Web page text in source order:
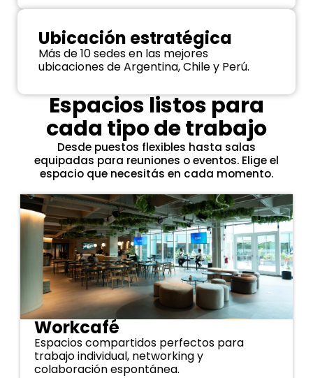
Ubicación estratégica
Más de 10 sedes en las mejores
ubicaciones de Argentina, Chile y Perú.
Espacios listos para
cada tipo de trabajo
Desde puestos flexibles hasta salas
equipadas para reuniones o eventos. Elige el
espacio que necesitás en cada momento.
Workcafé
Espacios compartidos perfectos para
trabajo individual, networking y
colaboración espontánea.